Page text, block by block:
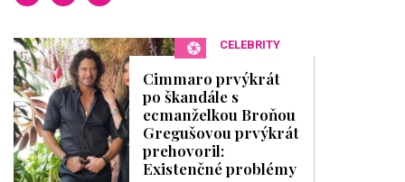
CELEBRITY
Cimmaro prvýkrát
po škandále s
ecmanželkou Broňou
Gregušovou prvýkrát
prehovoril:
Existenčné problémy